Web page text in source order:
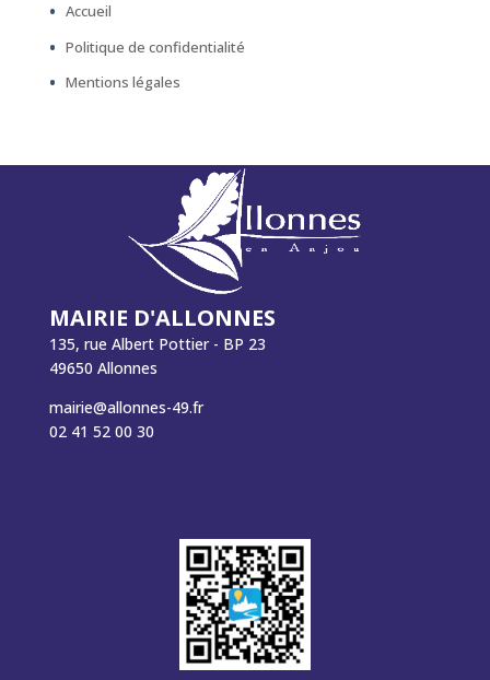
Accueil
Politique de confidentialité
Mentions légales
MAIRIE D'ALLONNES
135, rue Albert Pottier - BP 23
49650 Allonnes
mairie@allonnes-49.fr
02 41 52 00 30